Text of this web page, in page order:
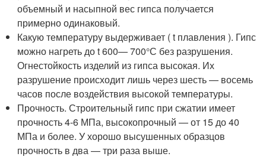
объемный и насыпной вес гипса получается
примерно одинаковый.
Какую температуру выдерживает ( t плавления ). Гипс
можно нагреть до t 600— 700°С без разрушения.
Огнестойкость изделий из гипса высокая. Их
разрушение происходит лишь через шесть — восемь
часов после воздействия высокой температуры.
Прочность. Строительный гипс при сжатии имеет
прочность 4-6 МПа, высокопрочный — от 15 до 40
МПа и более. У хорошо высушенных образцов
прочность в два — три раза выше.